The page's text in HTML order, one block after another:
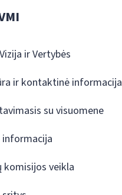
ir Vertybės
ir kontaktinė informacija
su visuomene
informacija
komisijos veikla